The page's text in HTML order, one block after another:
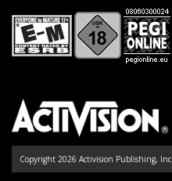
Copyright 2026 Activision Publishing, Inc.